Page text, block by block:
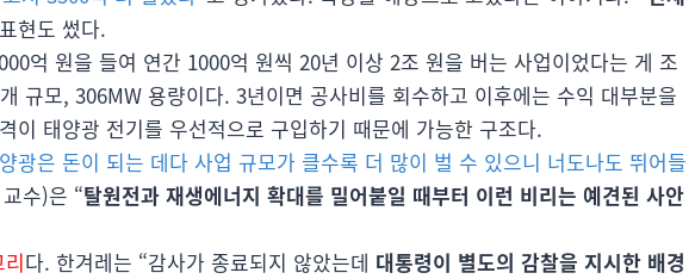
현도 썼다.
억 원을 들여 연간 1000억 원씩 20년 이상 2조 원을 버는 사업이었다는 게 조
규모, 306MW 용량이다. 3년이면 공사비를 회수하고 이후에는 수익 대부분을
이 태양광 전기를 우선적으로 구입하기 때문에 가능한 구조다.
광은 돈이 되는 데다 사업 규모가 클수록 더 많이 벌 수 있으니 너도나도 뛰어들
수)은 “탈원전과 재생에너지 확대를 밀어붙일 때부터 이런 비리는 예견된 사안
다. 한겨레는 “감사가 종료되지 않았는데 대통령이 별도의 감찰을 지시한 배경